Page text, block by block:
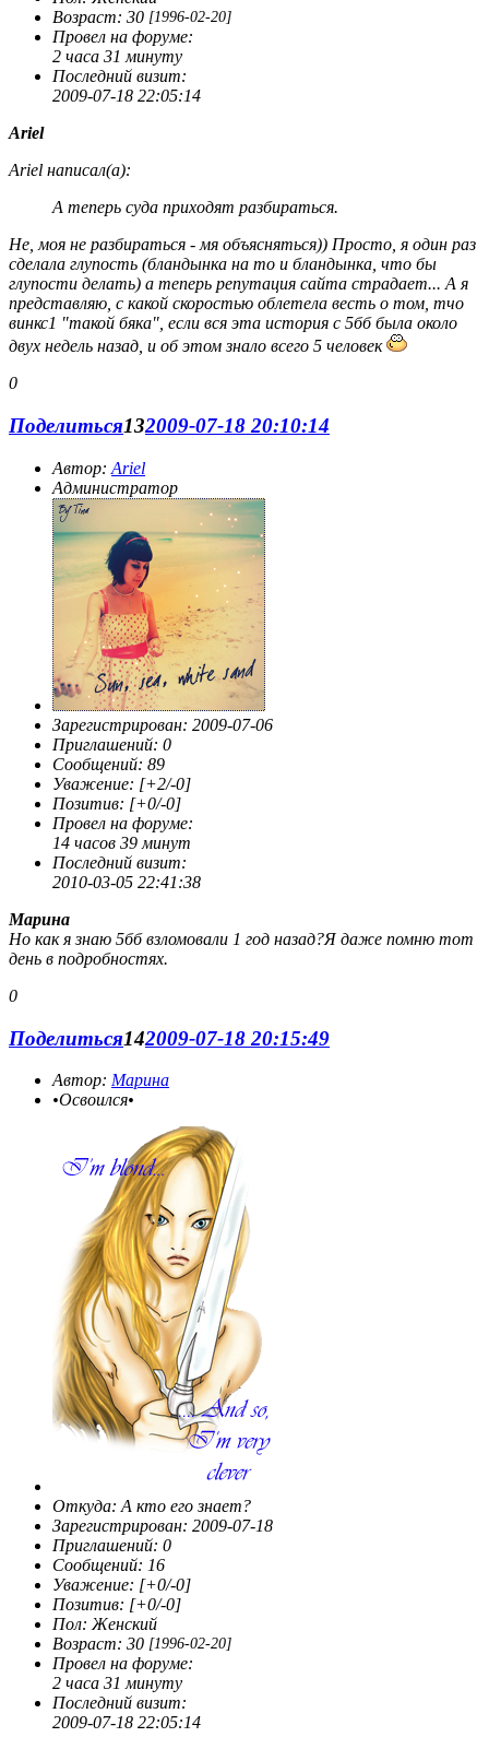
Возраст: 30 [1996-02-20]
Провел на форуме:
2 часа 31 минуту
Последний визит:
2009-07-18 22:05:14
Ariel
Ariel написал(а):
А теперь суда приходят разбираться.
Не, моя не разбираться - мя объясняться)) Просто, я один раз
сделала глупость (бландынка на то и бландынка, что бы
глупости делать) а теперь репутация сайта страдает... А я
представляю, с какой скоростью облетела весть о том, тчо
винкс1 "такой бяка", если вся эта история с 5бб была около
двух недель назад, и об этом знало всего 5 человек
0
Поделиться132009-07-18 20:10:14
Автор: Ariel
Администратор
Зарегистрирован: 2009-07-06
Приглашений: 0
Сообщений: 89
Уважение: [+2/-0]
Позитив: [+0/-0]
Провел на форуме:
14 часов 39 минут
Последний визит:
2010-03-05 22:41:38
Марина
Но как я знаю 5бб взломовали 1 год назад?Я даже помню тот
день в подробностях.
0
Поделиться142009-07-18 20:15:49
Автор: Марина
•Освоился•
Откуда: А кто его знает?
Зарегистрирован: 2009-07-18
Приглашений: 0
Сообщений: 16
Уважение: [+0/-0]
Позитив: [+0/-0]
Пол: Женский
Возраст: 30 [1996-02-20]
Провел на форуме:
2 часа 31 минуту
Последний визит:
2009-07-18 22:05:14